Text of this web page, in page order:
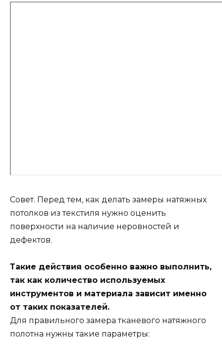
Совет. Перед тем, как делать замеры натяжных
потолков из текстиля нужно оценить
поверхности на наличие неровностей и
дефектов.
Такие действия особенно важно выполнить,
так как количество используемых
инструментов и материала зависит именно
от таких показателей.
Для правильного замера тканевого натяжного
полотна нужны такие параметры: